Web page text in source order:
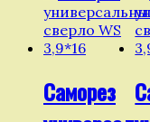
Саморез